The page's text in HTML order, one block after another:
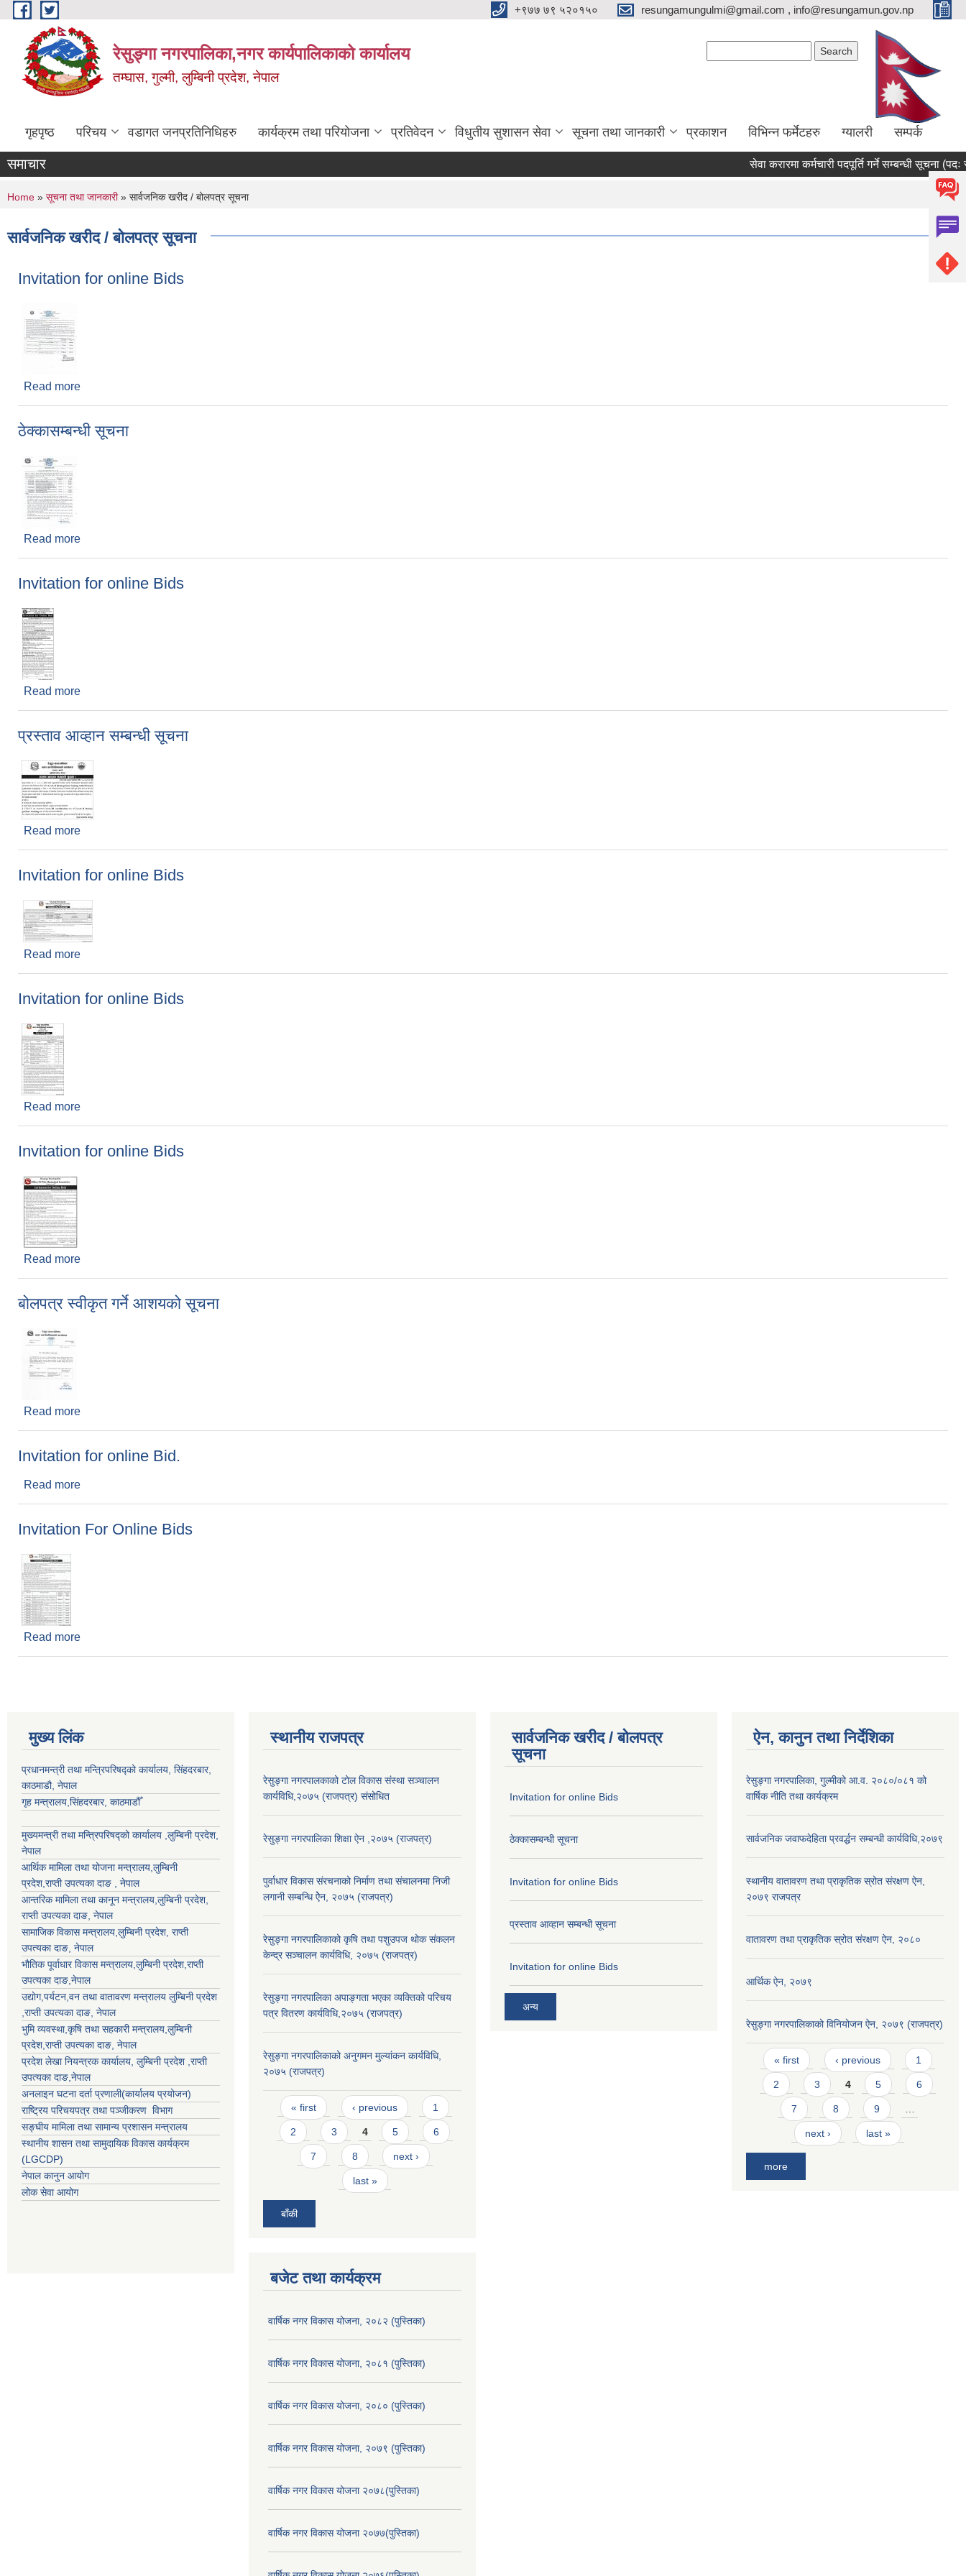
Skip to main content +९७७ ७९ ५२०१५० resungamungulmi@gmail.com , info@resungamun.gov.np
रेसुङ्गा नगरपालिका,नगर कार्यपालिकाको कार्यालय
तम्घास, गुल्मी, लुम्बिनी प्रदेश, नेपाल
गृहपृष्ठ परिचय वडागत जनप्रतिनिधिहरु कार्यक्रम तथा परियोजना प्रतिवेदन विधुतीय सुशासन सेवा सूचना तथा जानकारी प्रकाशन विभिन्न फर्मेटहरु ग्यालरी सम्पर्क
समाचार सेवा करारमा कर्मचारी पदपूर्ति गर्ने सम्बन्धी सूचना (पदः
You are here
Home » सूचना तथा जानकारी» सार्वजनिक खरीद / बोलपत्र सूचना
सार्वजनिक खरीद / बोलपत्र सूचना
Invitation for online Bids
Read more
ठेक्कासम्बन्धी सूचना
Read more
Invitation for online Bids
Read more
प्रस्ताव आव्हान सम्बन्धी सूचना
Read more
Invitation for online Bids
Read more
Invitation for online Bids
Read more
Invitation for online Bids
Read more
बोलपत्र स्वीकृत गर्ने आशयको सूचना
Read more
Invitation for online Bid.
Read more
Invitation For Online Bids
Read more
मुख्य लिंक
प्रधानमन्त्री तथा मन्त्रिपरिषद्को कार्यालय, सिंहदरबार,
काठमाडौ, नेपाल
गृह मन्त्रालय,सिंहदरबार, काठमाडौँ
मुख्यमन्त्री तथा मन्त्रिपरिषद्को कार्यालय ,लुम्बिनी प्रदेश,
नेपाल
आर्थिक मामिला तथा योजना मन्त्रालय, लुम्बिनी
प्रदेश ,राप्ती उपत्यका दाङ , नेपाल
आन्तरिक मामिला तथा कानून मन्त्रालय, लुम्बिनी प्रदेश
राप्ती उपत्यका दाङ , नेपाल
सामाजिक विकास मन्त्रालय, लुम्बिनी प्रदेश राप्ती
उपत्यका दाङ , नेपाल
भौतिक पूर्वाधार विकास मन्त्रालय, लुम्बिनी प्रदेश राप्ती
उपत्यका दाङ ,नेपाल
उद्याेग,पर्यटन,वन तथा वातावरण मन्त्रालय लुम्बिनी प्रदेश
राप्ती उपत्यका दाङ , नेपाल
भुमि व्यवस्था,कृषि तथा सहकारी मन्त्रालय, लुम्बिनी
प्रदेश राप्ती उपत्यका दाङ , नेपाल
प्रदेश लेखा नियन्त्रक कार्यालय, लुम्बिनी प्रदेश राप्ती
उपत्यका दाङ ,नेपाल
अनलाइन घटना दर्ता प्रणाली(कार्यालय प्रयोजन)
राष्ट्रिय परिचयपत्र तथा पञ्जीकरण विभाग
सङ्घीय मामिला तथा सामान्य प्रशासन मन्त्रालय
स्थानीय शासन तथा सामुदायिक विकास कार्यक्रम
(LGCDP)
नेपाल कानुन आयोग
लोक सेवा आयोग
स्थानीय राजपत्र
रेसुङ्गा नगरपालकाको टोल विकास संस्था सञ्चालन
कार्यविधि,२०७५ (राजपत्र) संसोधित
रेसुङ्गा नगरपालिका शिक्षा ऐन ,२०७५ (राजपत्र)
पुर्वाधार विकास संरचनाको निर्माण तथा स‌ंचालनमा निजी
लगानी सम्बन्धि ऐेन, २०७५ (राजपत्र)
रेसुङ्गा नगरपालिकाको कृषि तथा पशुउपज थोक संकलन
केन्द्र सञ्चालन कार्यविधि, २०७५ (राजपत्र)
रेसुङ्गा नगरपालिका अपाङ्गता भएका व्यक्तिको परिचय
पत्र वितरण कार्यविधि,२०७५ (राजपत्र)
रेसुङ्गा नगरपालिकाको अनुगमन मुल्यांकन कार्यविधि,
२०७५ (राजपत्र)
Pages
« first ‹ previous 1
2 3 4 5 6
7 8 next ›
last »
बाँकी
बजेट तथा कार्यक्रम
वार्षिक नगर विकास योजना, २०८२ (पुस्तिका)
वार्षिक नगर विकास योजना, २०८१ (पुस्तिका)
वार्षिक नगर विकास योजना, २०८० (पुस्तिका)
वार्षिक नगर विकास योजना, २०७९ (पुस्तिका)
वार्षिक नगर विकास योजना २०७८(पुस्तिका)
वार्षिक नगर विकास योजना २०७७(पुस्तिका)
सार्वजनिक खरीद / बोलपत्र
सूचना
Invitation for online Bids
ठेक्कासम्बन्धी सूचना
Invitation for online Bids
प्रस्ताव आव्हान सम्बन्धी सूचना
Invitation for online Bids
अन्य
ऐन, कानुन तथा निर्देशिका
रेसुङ्गा नगरपालिका, गुल्मीको आ.व. २०८०/०८१ को
वार्षिक नीति तथा कार्यक्रम
सार्वजनिक जवाफदेहिता प्रवर्द्धन सम्बन्धी कार्यविधि,२०७९
स्थानीय वातावरण तथा प्राकृतिक स्रोत संरक्षण ऐन,
२०७९ राजपत्र
वातावरण तथा प्राकृतिक स्रोत संरक्षण ऐन, २०८०
आर्थिक ऐन, २०७९
रेसुङ्गा नगरपालिकाको विनियोजन ऐन, २०७९ (राजपत्र)
Pages
« first ‹ previous 1
2 3 4 5 6
7 8 9
next › last »
more